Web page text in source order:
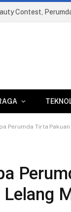
Perumda Tirta